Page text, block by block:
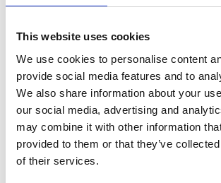
This website uses cookies
We use cookies to personalise content
provide social media features and to
We also share information about your
our social media, advertising and
may combine it with other information
provided to them or that they’ve
of their services.
pololetí výrazný růst
Itálie
Česká republika